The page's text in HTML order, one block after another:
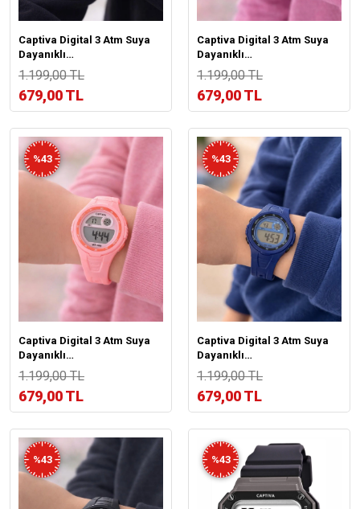
Captiva Digital 3 Atm Suya
Dayanıklı
Işık+Alarm+Kronometre+Takvimli
Çoçuk Kol Saati CP.ML.002S1
1.199,00 TL
679,00 TL
Captiva Digital 3 Atm Suya
Dayanıklı
Çoçuk Kol Saati CP.ML.001S4
1.199,00 TL
679,00 TL
%43
Captiva Digital 3 Atm Suya
Dayanıklı
Işık+Alarm+Kronometre+Takvimli
Çoçuk Kol Saati CP.ML.001S3
1.199,00 TL
679,00 TL
%43
Captiva Digital 3 Atm Suya
Dayanıklı
Çoçuk Kol Saati CP.ML.001S2
1.199,00 TL
679,00 TL
%43 %43